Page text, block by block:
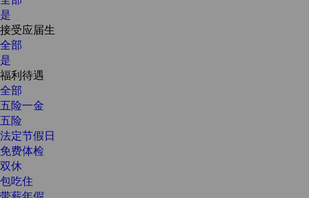
是
接受应届生
全部
是
福利待遇
全部
五险一金
五险
法定节假日
免费体检
双休
包吃住